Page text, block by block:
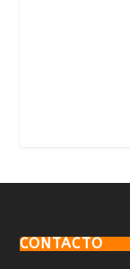
CONTACTO